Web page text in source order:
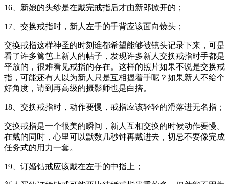
16、新娘的头纱是在戴完戒指后才由新郎掀开的；
17、交换戒指时，新人左手的手背应该面向镜头；
交换戒指这样神圣的时刻谁都希望能够被镜头记录下来，可是
看了许多篱笆上新人的帖子，发现许多新人交换戒指时手都是
平放的，很难看见戒指的存在。这样的照片如果不说是交换戒
指，可能还有人以为新人只是互相握着手呢？如果新人不给个
好角度，请到再高级的摄影师也是白搭。
18、交换戒指时，动作要慢，戒指应该轻轻的滑落进无名指；
交换戒指是一个很美的瞬间，新人互相交换的时候动作要慢。
在戴的同时，心里可以默数几秒钟再戴进去，切忌不要像完成
任务式的用力一套。
19、订婚钻戒应该戴在左手的中指上；